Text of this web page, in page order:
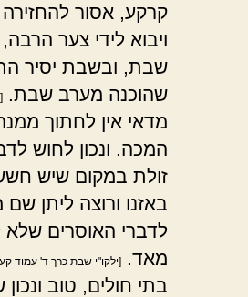
קרקע, אסור
ויבוא לידי צער
שבת, ובשבת יסיר
שהוכנה מערב שבת.
מדאי אין לחתוך
המכה. ונכון לחוש
זולת במקום שיש
באזנו ורוצה ליתן
לדברי האוסרים
מאד.
[ילקו"י שבת כרך ד' עמוד
בתי חולים, טוב